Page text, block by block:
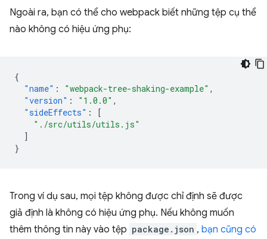
Ngoài ra, bạn có thể cho webpack biết những tệp cụ thể
nào không có hiệu ứng phụ:
{
"name" : "webpack-tree-shaking-example" ,
"version" : "1.0.0" ,
"sideEffects" :
[
"./src/utils/utils.js"
]
}
Trong ví dụ sau, mọi tệp không được chỉ định sẽ được
giả định là không có hiệu ứng phụ. Nếu không muốn
thêm thông tin này vào tệp package.json , bạn cũng có